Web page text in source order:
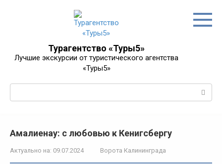
Турагентство «Туры5»
Лучшие экскурсии от туристического агентства
«Туры5»
Амалиенау: с любовью к Кенигсбергу
Актуально на: 09.07.2024 Ворота Калининграда